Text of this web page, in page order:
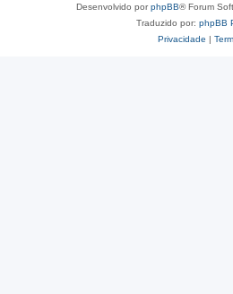
Desenvolvido porphpBB® Forum
Traduzido por: phpBB
Privacidade |